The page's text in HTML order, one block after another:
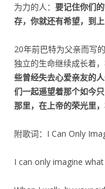
为力的人： 要记住你们
存，你就还有希望，到
20年前巴特为父亲而写
独立的生命继续成长着
些曾经失去心爱亲友的
们一起遥望着那个如今
那里，在上帝的荣光里
附歌词：I Can Only
I can only imagine